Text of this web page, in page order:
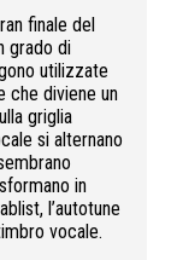
finale del
grado di
utilizzate
che diviene un
griglia
si alternano
in
l’autotune
vocale.